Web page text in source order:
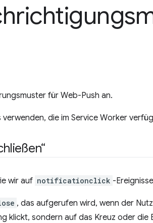
für Web-Push an.
die im Service Worker
wir auf notificationclick -
, das aufgerufen wird, wenn der
klickt, sondern auf das Kreuz oder